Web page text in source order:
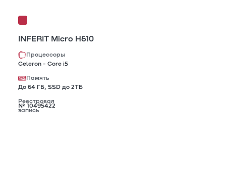
INFERIT Micro H610
Процессоры
Celeron - Core i5
Память
До 64 ГБ, SSD до 2TБ
Реестровая
запись
№ 10495422